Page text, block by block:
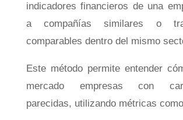
indicadores financieros de una
a compañías similares o
comparables dentro del mismo
Este método permite entender
mercado empresas con
parecidas, utilizando métricas